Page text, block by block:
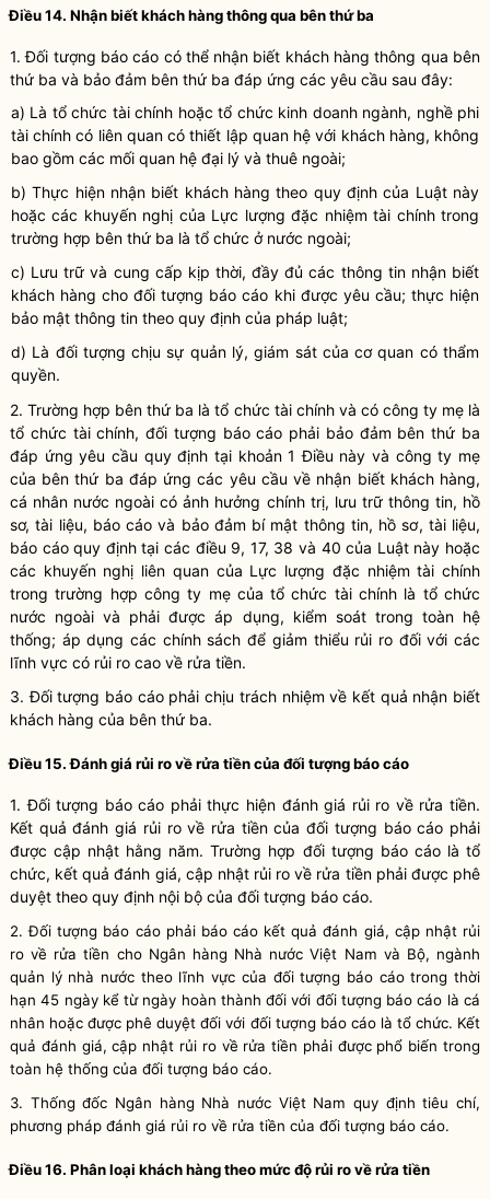
Điều 14. Nhận biết khách hàng thông qua bên thứ ba
1. Đối tượng báo cáo có thể nhận biết khách hàng thông qua bên
thứ ba và bảo đảm bên thứ ba đáp ứng các yêu cầu sau đây:
a) Là tổ chức tài chính hoặc tổ chức kinh doanh ngành, nghề phi
tài chínhcó liên quancó thiết lập quan hệ với khách hàng, không
bao gồm các mối quan hệ đại lý và thuê ngoài;
b) Thực hiện nhận biết khách hàng theo quy định của Luật này
hoặccác khuyến nghị của Lực lượng đặc nhiệm tài chính trong
trường hợp bên thứ ba là tổ chức ở nước ngoài;
c) L ưu trữ và cung cấp kịp thời, đầy đủ các thông tin nhận biết
khách hàng cho đối tượng báo cáo khi được yêu cầu; thực hiện
bảo mật thông tin theo quy định của pháp luật;
d) Là đối tượng chịu sự quản lý, giám sát của cơ quan có thẩm
quyền.
2. Trường hợp bên thứ ba là tổ chức tài chính và có công ty mẹ là
tổ chức tài chính, đối tượng báo cáo phải bảo đảm bên thứ ba
đáp ứng yêu cầu quy định tại khoản 1 Điều này và công ty mẹ
của bên thứ ba đáp ứng các yêu cầu về nhận biết khách hàng,
cá nhân nước ngoài có ảnh hưởng chính trị, lưu trữ thông tin, hồ
sơ,tài liệu, báo cáo và bảo đảm bí mật thông tin, hồ sơ, tài liệu,
báo cáo quy định tại các điều 9, 17, 38 và 40 của Luật này hoặc
các khuyến nghị liên quan của Lực lượng đặc nhiệm tài chính
trong trường hợp công ty mẹ của tổ chức tài chính là tổ chức
nước ngoài và phải được áp dụng, kiểm soát trong toàn hệ
thống; áp dụng các chính sách để giảm thiểu rủi ro đối với các
lĩnh vực có rủi ro cao về rửa tiền.
3. Đối tượng báo cáo phải chịu trách nhiệmvề kết quả nhận biết
khách hàng của bên thứ ba.
Điều 15. Đánh giá rủi ro về rửa tiền của đối tượng báo cáo
1. Đối tượng báo cáo phải thực hiện đánh giá rủi ro về rửa tiền.
Kết quả đánh giá rủi ro về rửa tiền của đối tượng báo cáo phải
được cập nhật hằng năm. Trường hợp đối tượng báo cáo là tổ
chức, kết quả đánh giá, cập nhật rủi ro về rửa tiền phải được phê
duyệt theo quy định nội bộ của đối tượng báo cáo.
2.Đối tượng báo cáo phải báo cáo kết quả đánh giá, cập nhật rủi
rovề rửa tiền cho Ngân hàng Nhà nước Việt Nam và Bộ, ngành
quản lý nhà nước theo lĩnh vực của đối tượng báo cáo trong thời
hạn 45 ngày kể từ ngày hoàn thành đối với đối tượng báo cáo là cá
nhân hoặc được phê duyệtđối với đối tượng báo cáo là tổ chức. Kết
quả đánh giá, cập nhật rủi ro về rửa tiền phải được phổ biến trong
toàn hệ thống của đối tượng báo cáo.
3. Thống đốc Ngân hàng Nhà nước Việt Namquy định tiêu chí,
phương pháp đánh giá rủi ro về rửa tiền của đối tượng báo cáo.
Điều 16. Phân loại khách hàng theo mức độ rủi ro về rửa tiền